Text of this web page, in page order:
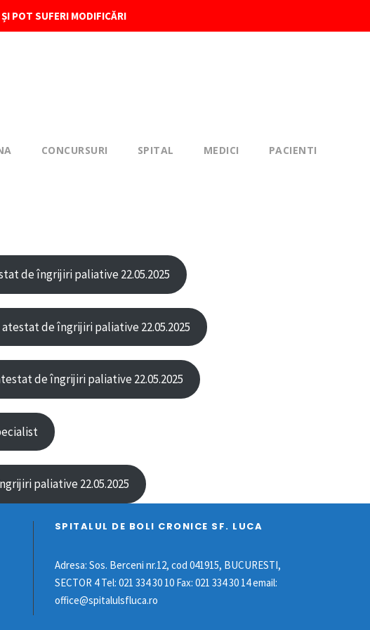
POT SUFERI MODIFICĂRI
CONCURSURI SPITAL MEDICI PACIENTI
de îngrijiri paliative 22.05.2025
de îngrijiri paliative 22.05.2025
de îngrijiri paliative 22.05.2025
paliative 22.05.2025
SPITALUL DE BOLI CRONICE SF. LUCA
Adresa: Sos. Berceni nr.12, cod 041915, BUCURESTI,
SECTOR 4 Tel: 021 334 30 10 Fax: 021 334 30 14 email:
office@spitalulsfluca.ro